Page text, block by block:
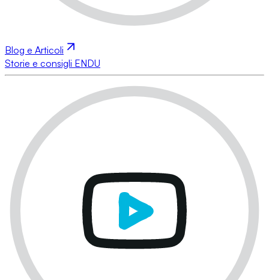
Blog e Articoli
Storie e consigli ENDU